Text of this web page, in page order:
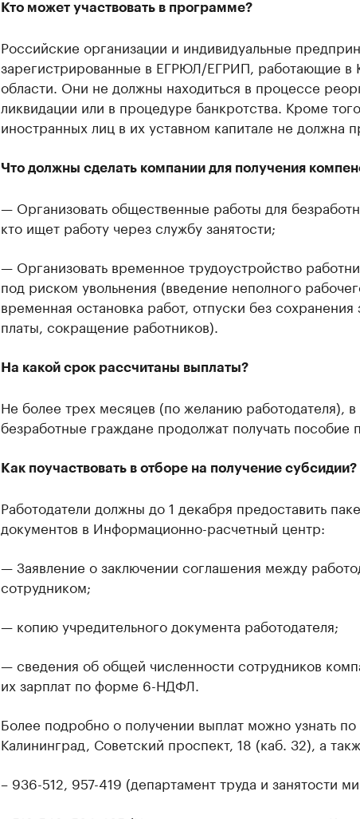
Кто может участвовать в программе?
Российские организации и индивидуальные
зарегистрированные в ЕГРЮЛ/ЕГРИП, работающие в
области. Они не должны находиться в процессе
ликвидации или в процедуре банкротства. Кроме
иностранных лиц в их уставном капитале не должна
Что должны сделать компании для получения
— Организовать общественные работы для
кто ищет работу через службу занятости;
— Организовать временное трудоустройство
под риском увольнения (введение неполного
временная остановка работ, отпуски без сохранения
платы, сокращение работников).
На какой срок рассчитаны выплаты?
Не более трех месяцев (по желанию работодателя),
безработные граждане продолжат получать пособие
Как поучаствовать в отборе на получение субсидии?
Работодатели должны до 1 декабря предоставить
документов в Информационно-расчетный центр:
— Заявление о заключении соглашения между
сотрудником;
— копию учредительного документа работодателя;
— сведения об общей численности сотрудников
их зарплат по форме 6-НДФЛ.
Более подробно о получении выплат можно узнать по
Калининград, Советский проспект, 18 (каб. 32), а
– 936-512, 957-419 (департамент труда и занятости